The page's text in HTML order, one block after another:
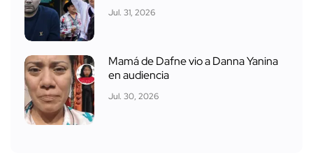
Jul. 31, 2026
Mamá de Dafne vio a Danna Yanina
en audiencia
Jul. 30, 2026